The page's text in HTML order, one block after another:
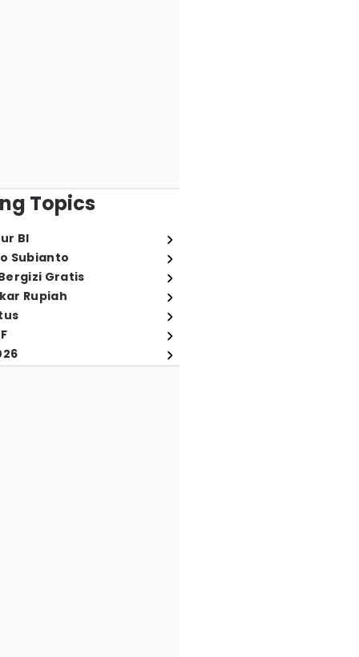
Topics
BI
Subianto
Gratis
Rupiah